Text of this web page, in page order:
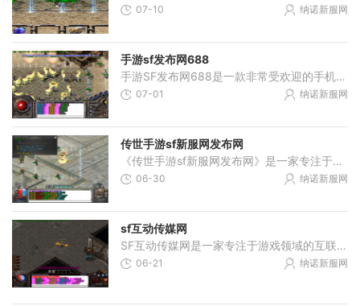
07-10 纳诺新服网
手游sf发布网688
手游SF发布网688是一款非常受欢迎的手机游戏平台，拥有丰富的游戏内容和各种各样的游戏玩法。下面将为大家详细介绍一些该平台上的热门游戏以及它们的具体玩法。我们来介绍一款名
07-01 纳诺新服网
传世手游sf新服网发布网
《传世手游sf新服网发布网》是一家专注于传世手游新服的在线平台，为广大传世手游爱好者提供最新、最全面的游戏信息和攻略。本平台致力于为玩家提供最好的游戏体验，让每一位玩
06-30 纳诺新服网
sf互动传媒网
SF互动传媒网是一家专注于游戏领域的互联网公司，以提供高质量游戏内容为主要方向。它为广大游戏爱好者提供了丰富多样的游戏玩法和互动娱乐体验。在SF互动传媒网上，你可以找到
06-21 纳诺新服网